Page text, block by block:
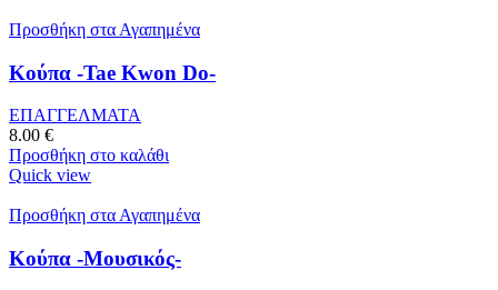
Προσθήκη στα Αγαπημένα
Κούπα -Tae Kwon Do-
ΕΠΑΓΓΕΛΜΑΤΑ
8.00 €
Προσθήκη στο καλάθι
Quick view
Προσθήκη στα Αγαπημένα
Κούπα -Μουσικός-